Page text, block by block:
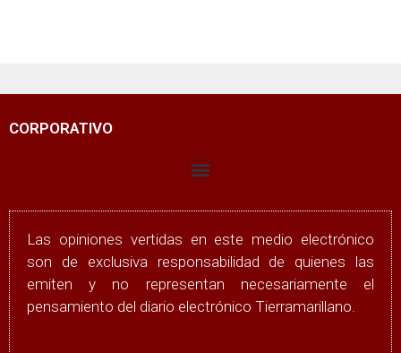
CORPORATIVO
Las opiniones vertidas en este medio electrónico
son de exclusiva responsabilidad de quienes las
emiten y no representan necesariamente el
pensamiento del diario electrónico Tierramarillano.